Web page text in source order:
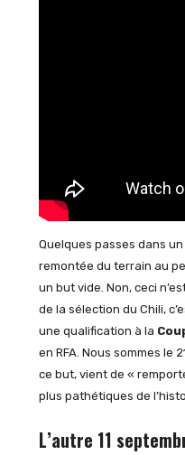
Quelques passes dans
remontée du terrain au
un but vide. Non, ceci
de la sélection du Chili,
une qualification à la
en RFA. Nous sommes le
ce but, vient de «
plus pathétiques de
L’autre 11